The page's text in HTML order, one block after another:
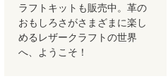
ラフトキットも販売中。革の
おもしろさがさまざまに楽し
めるレザークラフトの世界
へ、ようこそ！